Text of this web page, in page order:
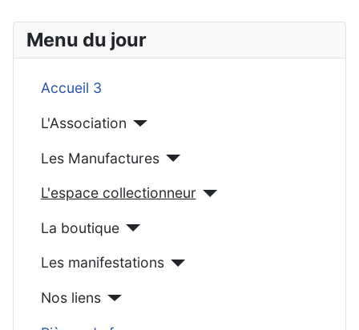
Menu du jour
Accueil 3
L'Association
Les Manufactures
L'espace collectionneur
La boutique
Les manifestations
Nos liens